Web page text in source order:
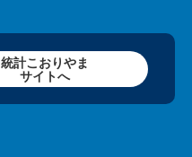
統計こおりやま
サイトへ